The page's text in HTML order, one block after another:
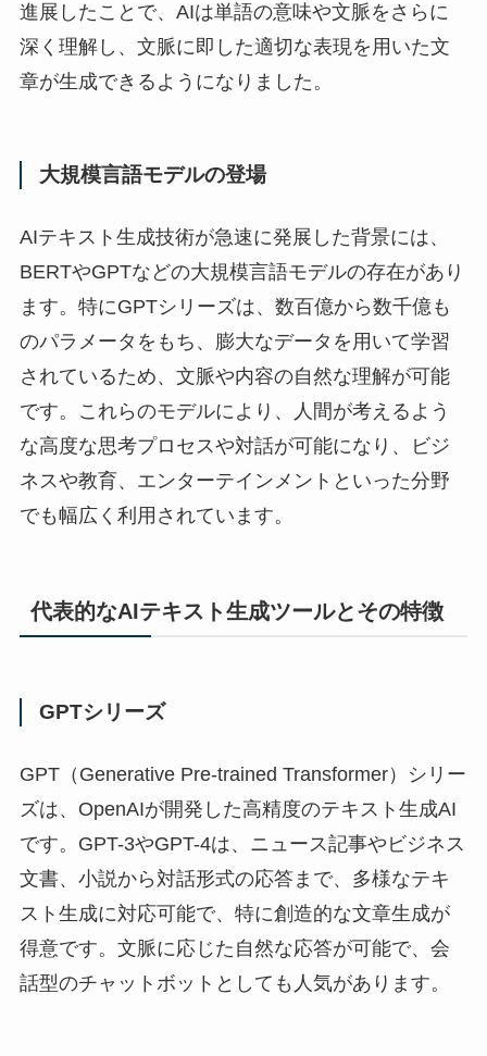
進展したことで、AIは単語の意味や文脈をさらに
深く理解し、文脈に即した適切な表現を用いた文
章が生成できるようになりました。
大規模言語モデルの登場
AIテキスト生成技術が急速に発展した背景には、
BERTやGPTなどの大規模言語モデルの存在があり
ます。特にGPTシリーズは、数百億から数千億も
のパラメータをもち、膨大なデータを用いて学習
されているため、文脈や内容の自然な理解が可能
です。これらのモデルにより、人間が考えるよう
な高度な思考プロセスや対話が可能になり、ビジ
ネスや教育、エンターテインメントといった分野
でも幅広く利用されています。
代表的なAIテキスト生成ツールとその特徴
GPTシリーズ
GPT（Generative Pre-trained Transformer）シリー
ズは、OpenAIが開発した高精度のテキスト生成AI
です。GPT-3やGPT-4は、ニュース記事やビジネス
文書、小説から対話形式の応答まで、多様なテキ
スト生成に対応可能で、特に創造的な文章生成が
得意です。文脈に応じた自然な応答が可能で、会
話型のチャットボットとしても人気があります。